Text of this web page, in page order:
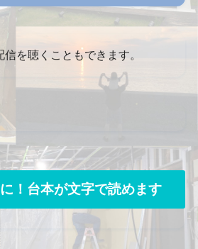
を聴くこともできます。
！台本が文字で読めます